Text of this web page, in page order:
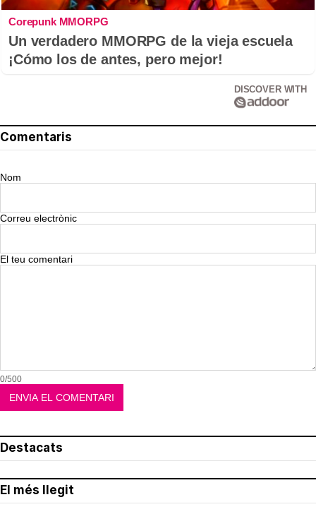
Corepunk MMORPG
Un verdadero MMORPG de la vieja escuela
¡Cómo los de antes, pero mejor!
DISCOVER WITH
Comentaris
Nom
Correu electrònic
El teu comentari
0/500
Destacats
El més llegit